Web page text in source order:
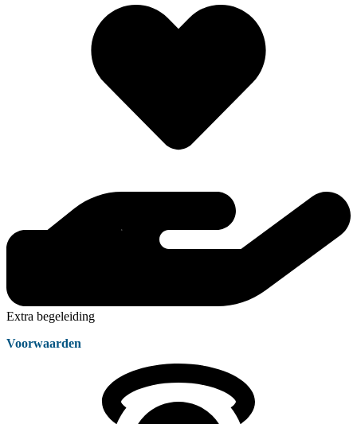
Extra begeleiding
Voorwaarden